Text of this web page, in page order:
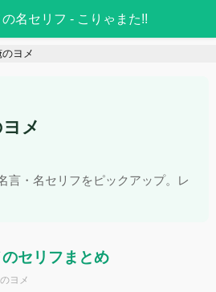
名セリフ - こりゃまた!!
ヨメ
メ
言・名セリフをピックアップ。レ
セリフまとめ
ヨメ